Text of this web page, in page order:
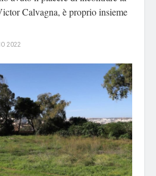
Calvagna, è proprio insieme
2022